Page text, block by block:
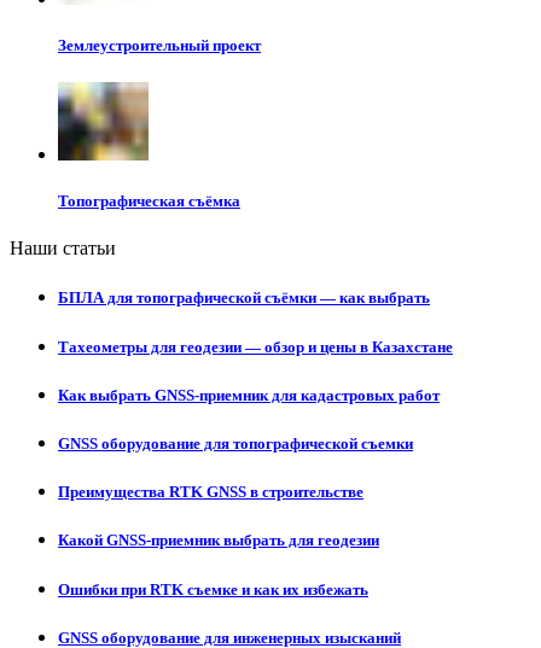
Землеустроительный проект
Топографическая съёмка
Наши статьи
БПЛА для топографической съёмки — как выбрать
Тахеометры для геодезии — обзор и цены в Казахстане
Как выбрать GNSS-приемник для кадастровых работ
GNSS оборудование для топографической съемки
Преимущества RTK GNSS в строительстве
Какой GNSS-приемник выбрать для геодезии
Ошибки при RTK съемке и как их избежать
GNSS оборудование для инженерных изысканий